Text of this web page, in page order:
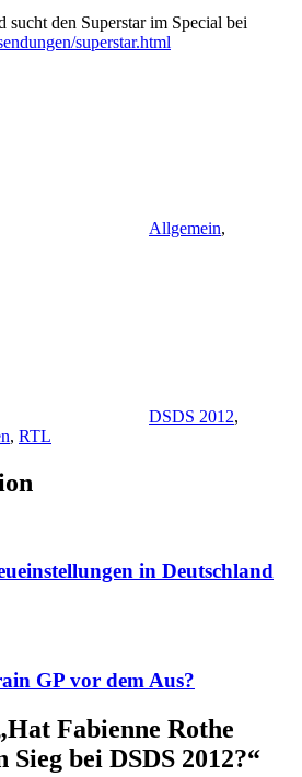
sucht den Superstar im Special bei
superstar.html
Allgemein,
DSDS 2012,
, RTL
in Deutschland
GP vor dem Aus?
Hat Fabienne Rothe
Sieg bei DSDS 2012?“